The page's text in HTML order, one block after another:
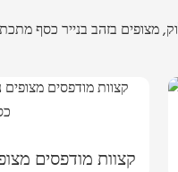
קצוות מודפסים